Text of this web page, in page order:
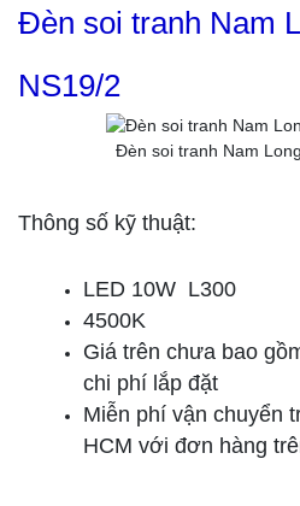
Đèn soi tranh Nam
NS19/2
Đèn soi tranh Nam
Thông số kỹ thuật:
LED 10W L300
4500K
Giá trên chưa bao
chi phí lắp đặt
Miễn phí vận chuyển
HCM với đơn hàng